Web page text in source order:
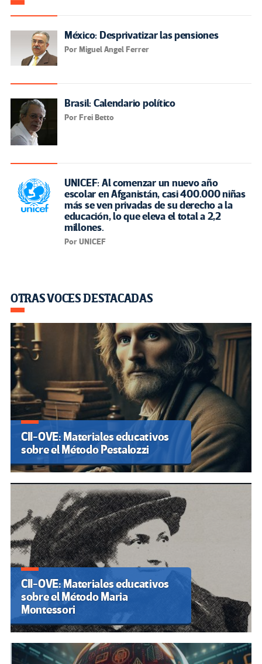
México: Desprivatizar las pensiones
Por Miguel Angel Ferrer
Brasil: Calendario político
Por Frei Betto
UNICEF: Al comenzar un nuevo año
escolar en Afganistán, casi 400.000 niñas
más se ven privadas de su derecho a la
educación, lo que eleva el total a 2,2
millones.
Por UNICEF
OTRAS VOCES DESTACADAS
CII-OVE: Materiales educativos
sobre el Método Pestalozzi
CII-OVE: Materiales educativos
sobre el Método Maria
Montessori